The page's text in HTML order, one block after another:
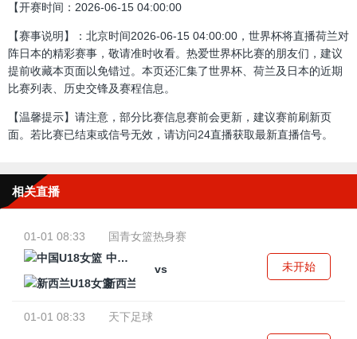
【开赛时间：2026-06-15 04:00:00
【赛事说明】：北京时间2026-06-15 04:00:00，世界杯将直播荷兰对
阵日本的精彩赛事，敬请准时收看。热爱世界杯比赛的朋友们，建议
提前收藏本页面以免错过。本页还汇集了世界杯、荷兰及日本的近期
比赛列表、历史交锋及赛程信息。
【温馨提示】请注意，部分比赛信息赛前会更新，建议赛前刷新页
面。若比赛已结束或信号无效，请访问24直播获取最新直播信号。
相关直播
01-01 08:33
国青女篮热身赛
中国U18女篮
vs
新西兰U18女篮
未开始
01-01 08:33 天下足球